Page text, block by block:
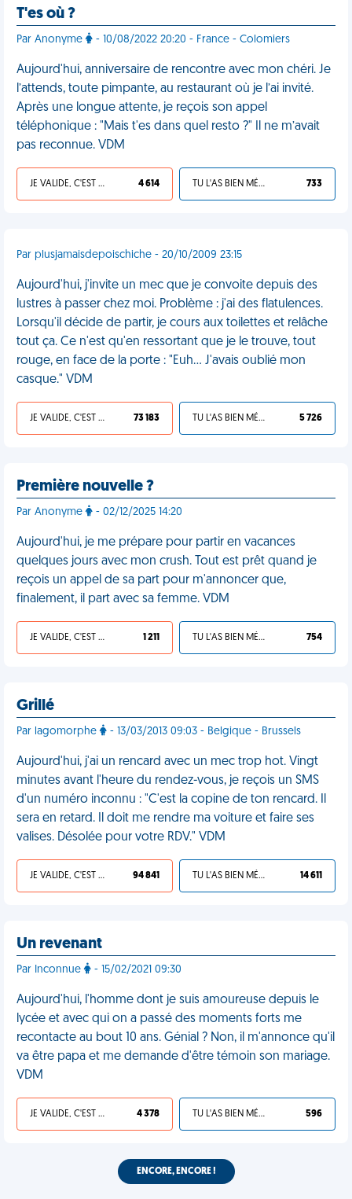
T'es où ?
Par Anonyme - 10/08/2022 20:20 - France - Colomiers
Aujourd'hui, anniversaire de rencontre avec mon chéri. Je
l’attends, toute pimpante, au restaurant où je l’ai invité.
Après une longue attente, je reçois son appel
téléphonique : "Mais t'es dans quel resto ?" Il ne m’avait
pas reconnue. VDM
JE VALIDE, C'EST UNE VDM 4 614 TU L'AS BIEN MÉRITÉ 733
Par plusjamaisdepoischiche - 20/10/2009 23:15
Aujourd'hui, j'invite un mec que je convoite depuis des
lustres à passer chez moi. Problème : j'ai des flatulences.
Lorsqu'il décide de partir, je cours aux toilettes et relâche
tout ça. Ce n'est qu'en ressortant que je le trouve, tout
rouge, en face de la porte : "Euh... J'avais oublié mon
casque." VDM
JE VALIDE, C'EST UNE VDM 73 183 TU L'AS BIEN MÉRITÉ 5 726
Première nouvelle ?
Par Anonyme - 02/12/2025 14:20
Aujourd'hui, je me prépare pour partir en vacances
quelques jours avec mon crush. Tout est prêt quand je
reçois un appel de sa part pour m'annoncer que,
finalement, il part avec sa femme. VDM
JE VALIDE, C'EST UNE VDM 1 211 TU L'AS BIEN MÉRITÉ 754
Grillé
Par lagomorphe - 13/03/2013 09:03 - Belgique - Brussels
Aujourd'hui, j'ai un rencard avec un mec trop hot. Vingt
minutes avant l'heure du rendez-vous, je reçois un SMS
d'un numéro inconnu : "C'est la copine de ton rencard. Il
sera en retard. Il doit me rendre ma voiture et faire ses
valises. Désolée pour votre RDV." VDM
JE VALIDE, C'EST UNE VDM 94 841 TU L'AS BIEN MÉRITÉ 14 611
Un revenant
Par Inconnue - 15/02/2021 09:30
Aujourd'hui, l'homme dont je suis amoureuse depuis le
lycée et avec qui on a passé des moments forts me
recontacte au bout 10 ans. Génial ? Non, il m'annonce qu'il
va être papa et me demande d'être témoin son mariage.
VDM
JE VALIDE, C'EST UNE VDM 4 378 TU L'AS BIEN MÉRITÉ 596
ENCORE, ENCORE !